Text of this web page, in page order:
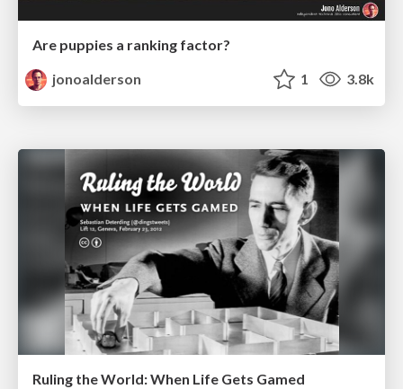
Are puppies a ranking factor?
jonoalderson
1 3.8k
Ruling the World: When Life Gets Gamed